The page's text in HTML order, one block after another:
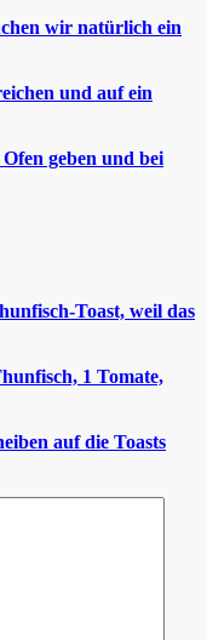
wir natürlich ein
und auf ein
geben und bei
Toast, weil das
1 Tomate,
auf die Toasts